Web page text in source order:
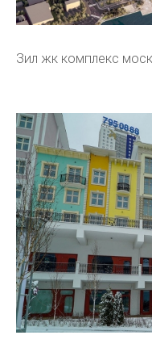
Зил жк комплекс